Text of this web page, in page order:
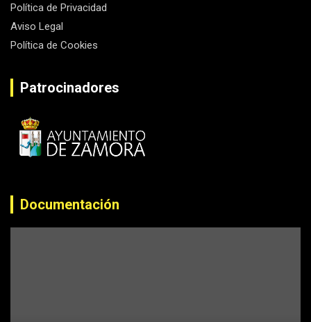
Política de Privacidad
Aviso Legal
Política de Cookies
Patrocinadores
Documentación